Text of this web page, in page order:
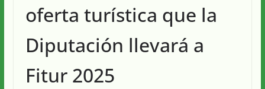
oferta turística que la
Diputación llevará a
Fitur 2025